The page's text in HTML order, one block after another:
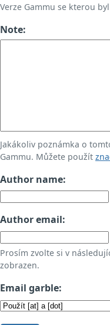
Verze Gammu se kterou
Note:
Jakákoliv poznámka o
Gammu. Můžete použít
Author name:
Author email:
Prosím zvolte si v
zobrazen.
Email garble: